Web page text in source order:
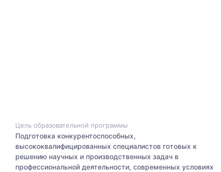
Цель образовательной программы
Подготовка конкурентоспособных,
высококвалифицированных специалистов готовых к
решению научных и производственных задач в
профессиональной деятельности, современных условиях